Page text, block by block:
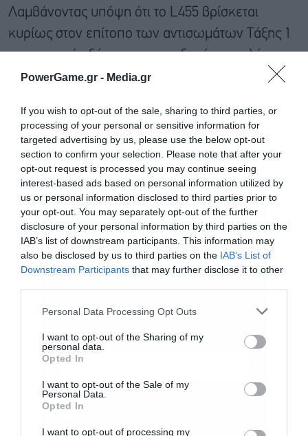
PowerGame.gr - Media.gr
If you wish to opt-out of the sale, sharing to third parties, or
processing of your personal or sensitive information for
targeted advertising by us, please use the below opt-out
section to confirm your selection. Please note that after your
opt-out request is processed you may continue seeing
interest-based ads based on personal information utilized by
us or personal information disclosed to third parties prior to
your opt-out. You may separately opt-out of the further
disclosure of your personal information by third parties on the
IAB’s list of downstream participants. This information may
also be disclosed by us to third parties on the IAB’s List of
Downstream Participants that may further disclose it to other
Personal Data Processing Opt Outs
I want to opt-out of the Sharing of my
personal data.
Opted In
I want to opt-out of the Sale of my
Personal Data.
Opted In
I want to opt-out of processing my
Λαμβάνοντας υπόψη ότι το L455 βρίσκεται
κυρίως στον επίτοπο των αντισωμάτων Τάξης 1
της περιοχής δέσμευσης υποδοχέα, η μελέτη
αυτή εξέτασε περαιτέρω τις δυνατότητες
μονοκλωνικά αντισώματα κατηγορίας 1
εξουδετέρωσης XBB.1·5. Αυτή η μετάλλαξη
αντιστάθμισε αποτελεσματικά την ευαισθησία του
BA.2.86 σε αυτή την ομάδα αντισωμάτων. Μαζί,
αυτά τα ευρήματα υποδηλώνουν ότι το L455S
ενίσχυσε σημαντικά την αντίσταση του JN.1 στη
χυμική ανοσία μέσω της αντιστάθμισης της
αδυναμίας του BA.2.86 στα αντισώματα
κατηγορίας 1.Εγγραφή στο
newsletter
Αποδέχομαι τους